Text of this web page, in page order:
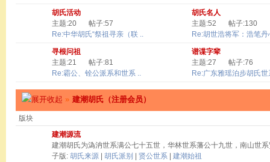
胡氏活动
主题:20
帖子:57
Re:中华胡氏“祭祖寻亲（联 ..
胡氏名人
主题:52
帖子:130
Re:胡世浩将军：浩笔丹
寻根问祖
主题:21
帖子:81
Re:霸公、铨公派系和世系 ..
谱谍字辈
主题:27
帖子:76
Re:广东雅瑶泊步胡氏世
» 建潮胡氏（注册会员）
版块
建潮源流
建潮胡氏为溈汭世系满公七十五世，华林世系藩公十九世，南山世
子版: 胡氏来源 胡氏派别 贤公世系
建潮始祖